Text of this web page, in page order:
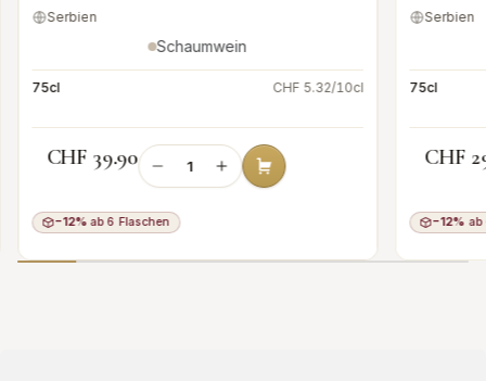
Serbien
Schaumwein
75cl CHF 5.32/10cl
CHF 39.90
−12%ab 6 Flaschen
Serbien
75cl
CHF
−12% ab